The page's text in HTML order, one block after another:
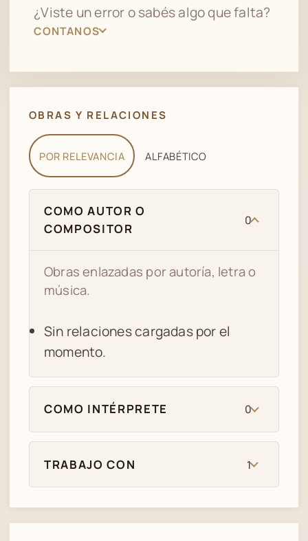
¿Viste un error o sabés algo que falta?
CONTANOS
OBRAS Y RELACIONES
POR RELEVANCIA ALFABÉTICO
COMO AUTOR O
COMPOSITOR
0
Obras enlazadas por autoría, letra o
música.
Sin relaciones cargadas por el
momento.
COMO INTÉRPRETE 0
TRABAJO CON 1